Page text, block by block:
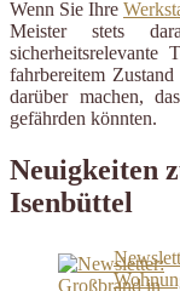
Wenn Sie Ihre
Meister stets
fahrbereitem
darüber machen,
gefährden könnten.
Neuigkeiten
Isenbüttel